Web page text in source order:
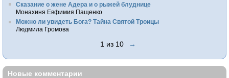
Сказание о жене Адера и о рыжей блуднице
Монахиня Евфимия Пащенко
Можно ли увидеть Бога? Тайна Святой Троицы
Людмила Громова
1 из 10 →
Новые комментарии